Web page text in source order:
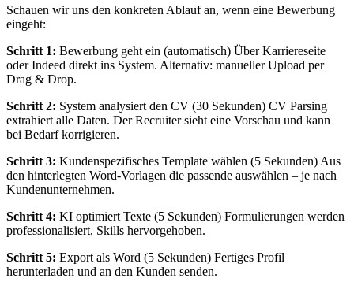
Schauen wir uns den konkreten Ablauf an, wenn eine Bewerbung
eingeht:
Schritt 1: Bewerbung geht ein (automatisch) Über Karriereseite
oder Indeed direkt ins System. Alternativ: manueller Upload per
Drag & Drop.
Schritt 2: System analysiert den CV (30 Sekunden) CV Parsing
extrahiert alle Daten. Der Recruiter sieht eine Vorschau und kann
bei Bedarf korrigieren.
Schritt 3: Kundenspezifisches Template wählen (5 Sekunden) Aus
den hinterlegten Word-Vorlagen die passende auswählen – je nach
Kundenunternehmen.
Schritt 4: KI optimiert Texte (5 Sekunden) Formulierungen werden
professionalisiert, Skills hervorgehoben.
Schritt 5: Export als Word (5 Sekunden) Fertiges Profil
herunterladen und an den Kunden senden.